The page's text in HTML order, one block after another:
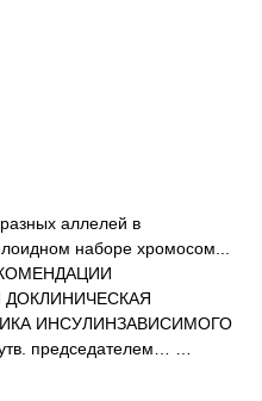
аллелей в
наборе хромосом...
ИНСУЛИНЗАВИСИМОГО
председателем… …